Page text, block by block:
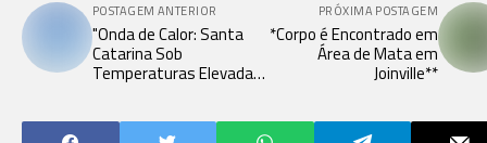
POSTAGEM ANTERIOR
"Onda de Calor: Santa
Catarina Sob
Temperaturas Elevadas
PRÓXIMA POSTAGEM
*Corpo é Encontrado em
Área de Mata em
Joinville**